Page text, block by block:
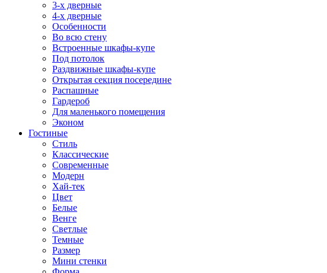
3-х дверные
4-х дверные
Особенности
Во всю стену
Встроенные шкафы-купе
Под потолок
Раздвижные шкафы-купе
Открытая секция посередине
Распашные
Гардероб
Для маленького помещения
Эконом
Гостиные
Стиль
Классические
Современные
Модерн
Хай-тек
Цвет
Белые
Венге
Светлые
Темные
Размер
Мини стенки